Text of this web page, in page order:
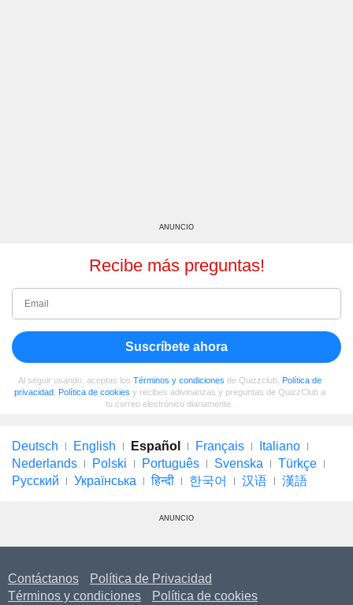
ANUNCIO
Recibe más preguntas!
Suscríbete ahora
Al seguir usando, aceptas los Términos y condiciones de Quizzclub, Política de
privacidad, Política de cookies y recibes adivinanzas y preguntas de QuizzClub a
tu correo electrónico diariamente.
Deutsch English Español Français
Italiano
Nederlands
Polski Português Svenska
Türkçe
Русский
Українська हिन्दी 한국어 汉语 漢語
ANUNCIO
Contáctanos
Política de Privacidad
Términos y condiciones
Política de cookies